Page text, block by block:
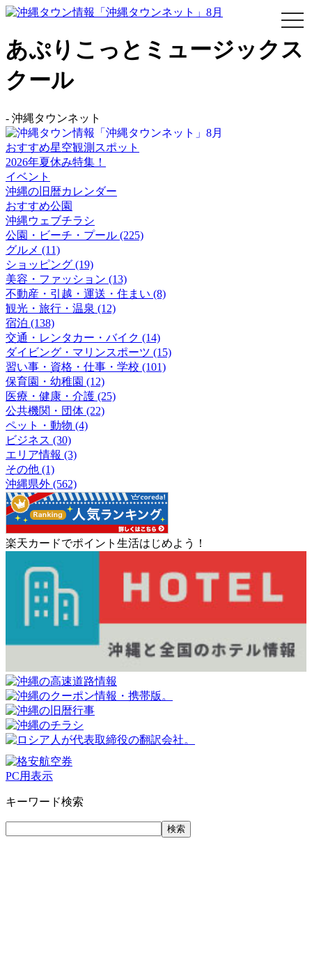
あぷりこっとミュージックス
クール
- 沖縄タウンネット
おすすめ星空観測スポット
2026年夏休み特集！
イベント
沖縄の旧暦カレンダー
おすすめ公園
沖縄ウェブチラシ
公園・ビーチ・プール (225)
グルメ (11)
ショッピング (19)
美容・ファッション (13)
不動産・引越・運送・住まい (8)
観光・旅行・温泉 (12)
宿泊 (138)
交通・レンタカー・バイク (14)
ダイビング・マリンスポーツ (15)
習い事・資格・仕事・学校 (101)
保育園・幼稚園 (12)
医療・健康・介護 (25)
公共機関・団体 (22)
ペット・動物 (4)
ビジネス (30)
エリア情報 (3)
その他 (1)
沖縄県外 (562)
楽天カードでポイント生活はじめよう！
PC用表示
キーワード検索